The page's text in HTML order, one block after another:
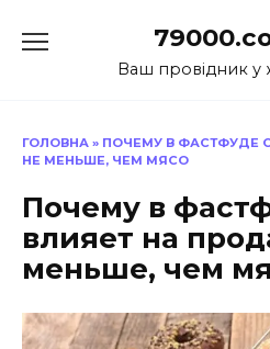
до
Ваш провідник у
ГОЛОВНА » ПОЧЕМУ В ФАСТФУДЕ
НЕ МЕНЬШЕ, ЧЕМ МЯСО
Почему в
влияет на
меньше, чем